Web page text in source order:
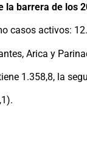
la barrera de los
casos activos:
Arica y
1.358,8, la